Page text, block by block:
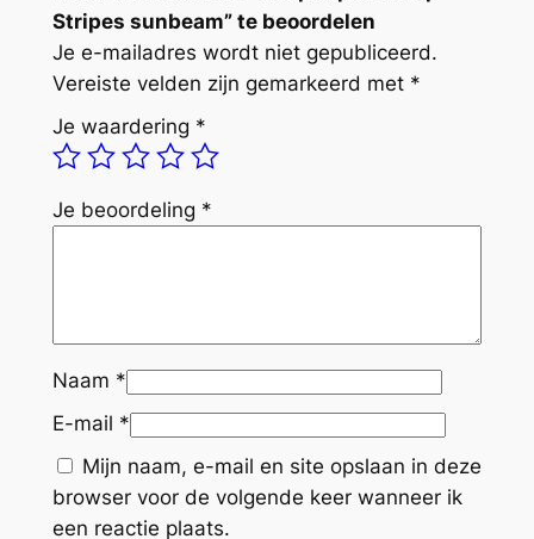
r
i
p
e
s
s
u
a
a
n
t
a
Stripes sunbeam” te beoordelen
Je e-mailadres wordt niet gepubliceerd.
Vereiste velden zijn gemarkeerd met *
Je waardering *
Je beoordeling *
Naam *
E-mail *
Mijn naam, e-mail en site opslaan in deze
browser voor de volgende keer wanneer ik
een reactie plaats.